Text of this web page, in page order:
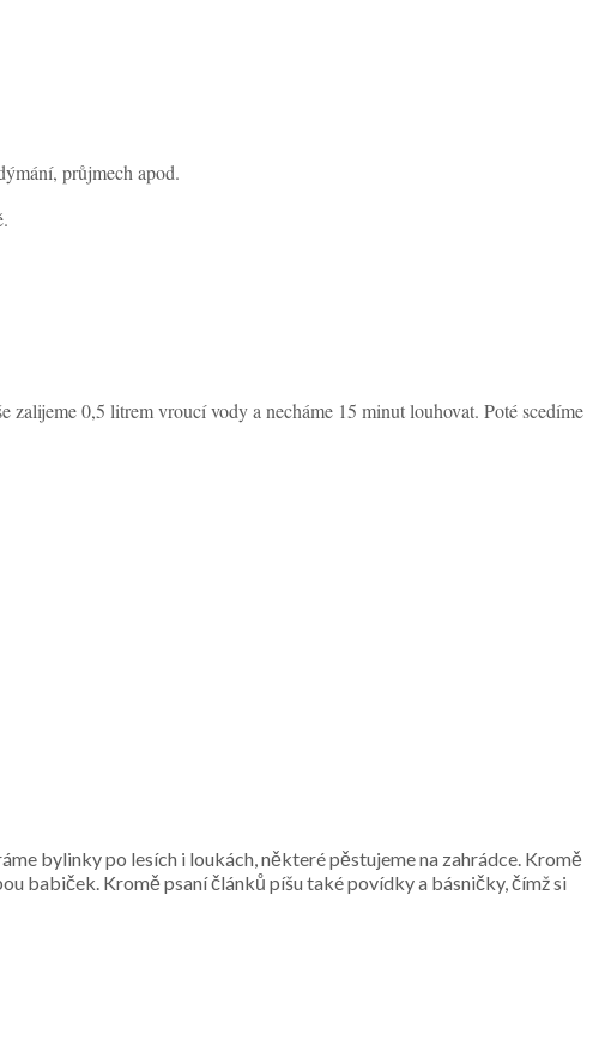
průjmech apod.
0,5 litrem vroucí vody a necháme 15 minut louhovat. Poté scedíme
bylinky po lesích i loukách, některé pěstujeme na zahrádce. Kromě
babiček. Kromě psaní článků píšu také povídky a básničky, čímž si